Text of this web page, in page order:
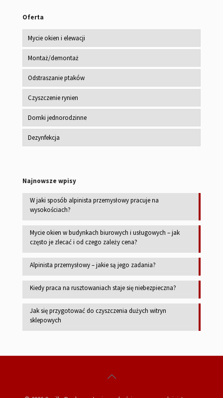
Oferta
Mycie okien i elewacji
Montaż/demontaż
Odstraszanie ptaków
Czyszczenie rynien
Domki jednorodzinne
Dezynfekcja
Najnowsze wpisy
W jaki sposób alpinista przemysłowy pracuje na
wysokościach?
Mycie okien w budynkach biurowych i usługowych – jak
często je zlecać i od czego zależy cena?
Alpinista przemysłowy – jakie są jego zadania?
Kiedy praca na rusztowaniach staje się niebezpieczna?
Jak się przygotować do czyszczenia dużych witryn
sklepowych